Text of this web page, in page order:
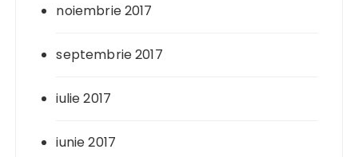
noiembrie 2017
septembrie 2017
iulie 2017
iunie 2017